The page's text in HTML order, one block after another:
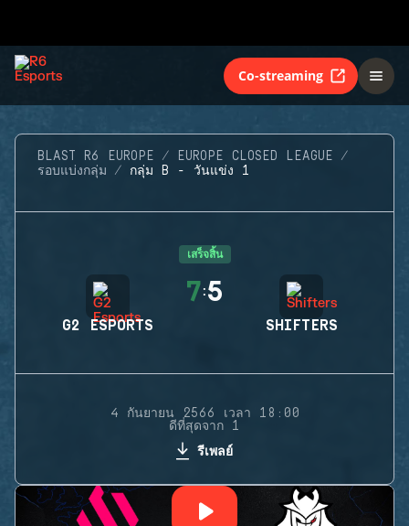
Co-streaming
BLAST R6 EUROPE
EUROPE CLOSED LEAGUE
รอบแบ่งกลุ่ม
กลุ่ม B - วันแข่ง 1
เสร็จสิ้น
G2 ESPORTS
7:5
SHIFTERS
4 กันยายน 2566 เวลา 18:00
ดีที่สุดจาก 1
รีเพลย์